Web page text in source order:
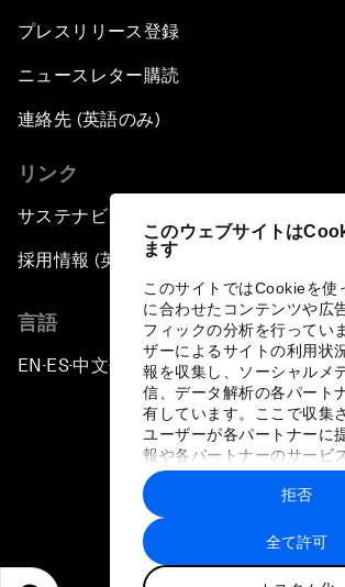
このウェブサイトは
ます
このサイトではCookieを使
に合わせたコンテンツや広
フィックの分析を行ってい
ザーによるサイトの利用状
報を収集し、ソーシャルメ
信、データ解析の各パート
有しています。ここで収集
ユーザーが各パートナーに
報や各パートナーのサービ
に収集された情報と組み合
トナーによって使用される
す。
全て許可
拒否
プレスリリース登録
ニュースレター購読
連絡先 (英語のみ)
リンク
サステナビリティへの取り組み
採用情報 (英語のみ)
言語
EN ▪ ES▪中文▪ 日本語
プライバシーポリシーと利用
サイトマップ